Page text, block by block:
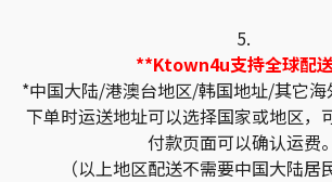
5.
**Ktown4u支持全球配
*中国大陆/港澳台地区/韩国地址/其它海
下单时运送地址可以选择国家或地区，
付款页面可以确认运费。
（以上地区配送不需要中国大陆居